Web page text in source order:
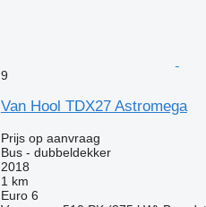
9
Van Hool TDX27 Astromega
Prijs op aanvraag
Bus - dubbeldekker
2018
1 km
Euro 6